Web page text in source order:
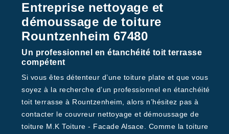
Entreprise nettoyage et
démoussage de toiture
Rountzenheim 67480
Un professionnel en étanchéité toit terrasse
compétent
Si vous êtes détenteur d’une toiture plate et que vous
soyez à la recherche d’un professionnel en étanchéité
toit terrasse à Rountzenheim, alors n’hésitez pas à
contacter le couvreur nettoyage et démoussage de
toiture M.K Toiture - Facade Alsace. Comme la toiture